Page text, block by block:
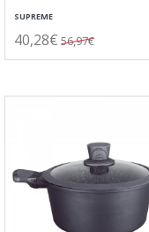
SUPREME
40,28€ 56,97€